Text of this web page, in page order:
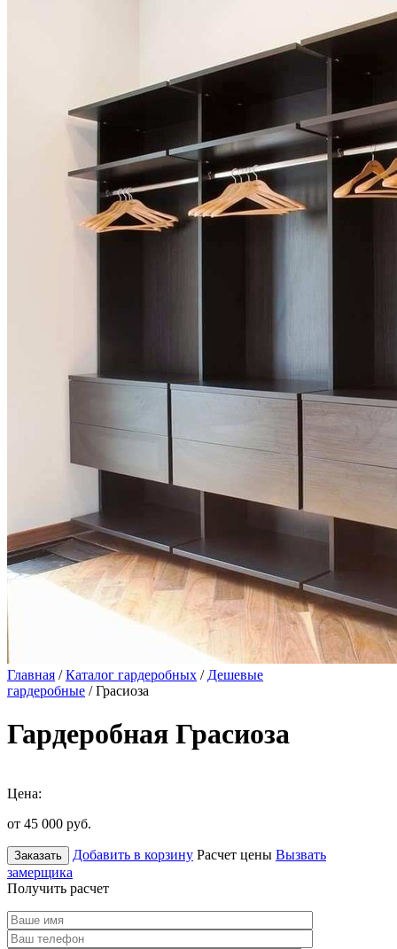
Главная /Каталог гардеробных / Дешевые
гардеробные / Грасиоза
Гардеробная Грасиоза
Цена:
от 45 000 руб.
Заказать Добавить в корзину Расчет цены Вызвать
замерщика
Получить расчет